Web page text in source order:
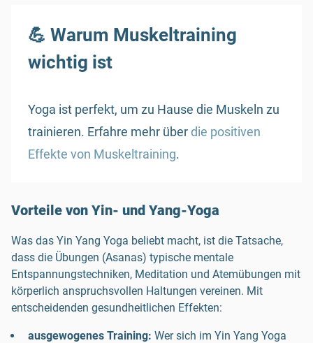
💪 Warum Muskeltraining
wichtig ist
Yoga ist perfekt, um zu Hause die Muskeln zu
trainieren. Erfahre mehr über die positiven
Effekte von Muskeltraining.
Vorteile von Yin- und Yang-Yoga
Was das Yin Yang Yoga beliebt macht, ist die Tatsache,
dass die Übungen (Asanas) typische mentale
Entspannungstechniken, Meditation und Atemübungen mit
körperlich anspruchsvollen Haltungen vereinen. Mit
entscheidenden gesundheitlichen Effekten:
ausgewogenes Training: Wer sich im Yin Yang Yoga